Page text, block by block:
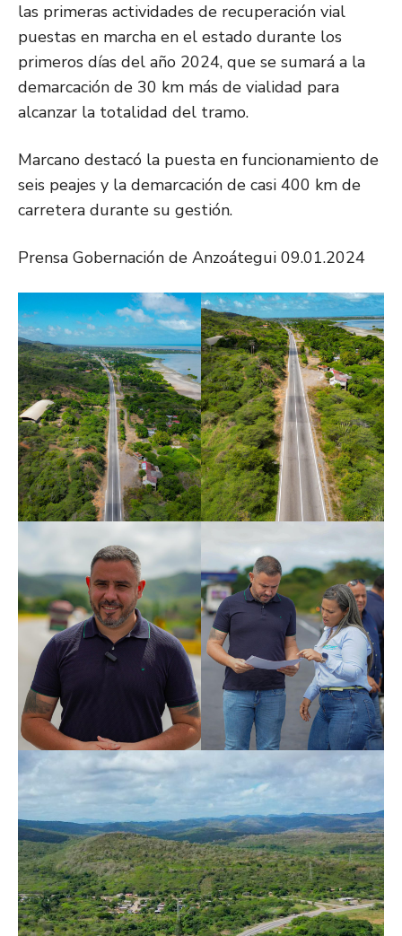
las primeras actividades de recuperación vial
puestas en marcha en el estado durante los
primeros días del año 2024, que se sumará a la
demarcación de 30 km más de vialidad para
alcanzar la totalidad del tramo.
Marcano destacó la puesta en funcionamiento de
seis peajes y la demarcación de casi 400 km de
carretera durante su gestión.
Prensa Gobernación de Anzoátegui 09.01.2024